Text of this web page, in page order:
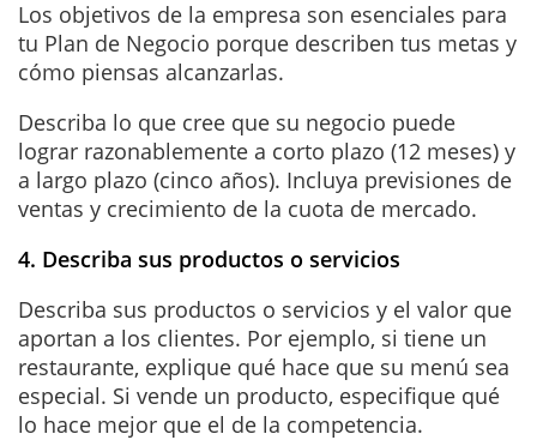
Los objetivos de la empresa son esenciales para
tu Plan de Negocio porque describen tus metas y
cómo piensas alcanzarlas.
Describa lo que cree que su negocio puede
lograr razonablemente a corto plazo (12 meses) y
a largo plazo (cinco años). Incluya previsiones de
ventas y crecimiento de la cuota de mercado.
4. Describa sus productos o servicios
Describa sus productos o servicios y el valor que
aportan a los clientes. Por ejemplo, si tiene un
restaurante, explique qué hace que su menú sea
especial. Si vende un producto, especifique qué
lo hace mejor que el de la competencia.